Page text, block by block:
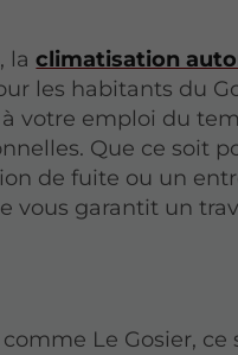
laclimatisation
les habitants du
votre emploi du
Que ce soit
de fuite ou un
vous garantit un
Le Gosier, ce